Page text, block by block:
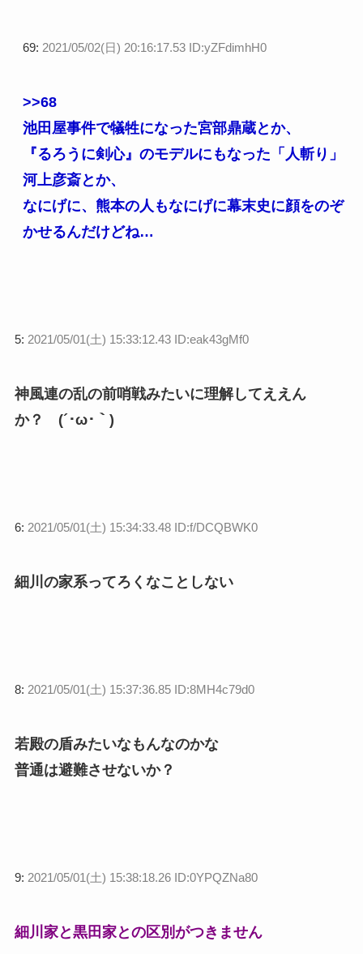
69: 2021/05/02(日) 20:16:17.53 ID:yZFdimhH0
>>68
池田屋事件で犠牲になった宮部鼎蔵とか、
『るろうに剣心』のモデルにもなった「人斬り」
河上彦斎とか、
なにげに、熊本の人もなにげに幕末史に顔をのぞ
かせるんだけどね…
5: 2021/05/01(土) 15:33:12.43 ID:eak43gMf0
神風連の乱の前哨戦みたいに理解してええん
か？ (´･ω･｀)
6: 2021/05/01(土) 15:34:33.48 ID:f/DCQBWK0
細川の家系ってろくなことしない
8: 2021/05/01(土) 15:37:36.85 ID:8MH4c79d0
若殿の盾みたいなもんなのかな
普通は避難させないか？
9: 2021/05/01(土) 15:38:18.26 ID:0YPQZNa80
細川家と黒田家との区別がつきません